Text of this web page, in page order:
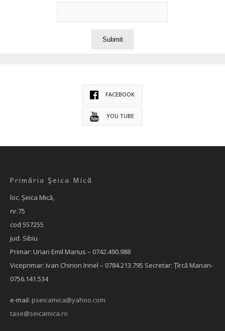
FACEBOOK
YOU TUBE
Primăria Şeica Mică
loc. Şeica Mică,
nr.75
cod 557255
jud. Sibiu
Primar: Urian Emil Marius – 0742.490.988
Viceprimar: Ivan Chirion Irinel – 0784.213.795 Secretar: Țîrcă Marian-
0756.141.534
e-mail: pseicamica@yahoo.com
taxe@seicamica.ro